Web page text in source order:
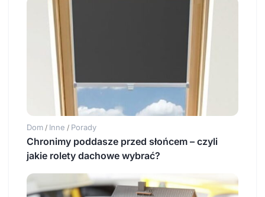
Dom / Inne / Porady
Chronimy poddasze przed słońcem – czyli
jakie rolety dachowe wybrać?